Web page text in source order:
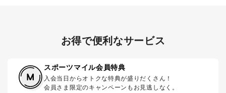
お得で便利なサービス
スポーツマイル会員特典
入会当日からオトクな特典が盛りだくさん！
会員さま限定のキャンペーンもお見逃しなく。